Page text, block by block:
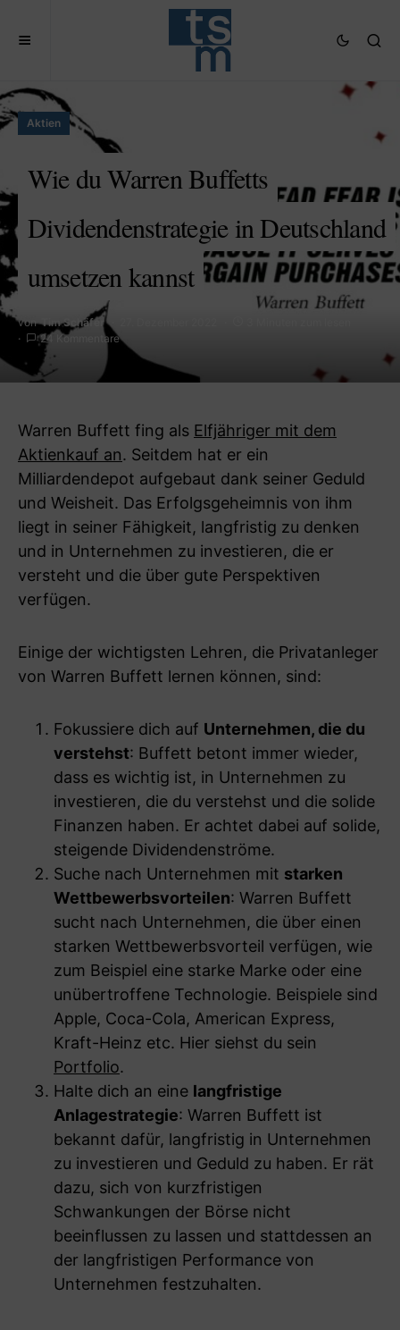
Aktien
Wie du Warren Buffetts
Dividendenstrategie in Deutschland
umsetzen kannst
von Tim Schäfer
24 Kommentare
Warren Buffett fing als Elfjähriger mit dem
Aktienkauf an. Seitdem hat er ein
Milliardendepot aufgebaut dank seiner Geduld
und Weisheit. Das Erfolgsgeheimnis von ihm
liegt in seiner Fähigkeit, langfristig zu denken
und in Unternehmen zu investieren, die er
versteht und die über gute Perspektiven
verfügen.
Einige der wichtigsten Lehren, die Privatanleger
von Warren Buffett lernen können, sind:
Fokussiere dich auf Unternehmen, die du
verstehst: Buffett betont immer wieder,
dass es wichtig ist, in Unternehmen zu
investieren, die du verstehst und die solide
Finanzen haben. Er achtet dabei auf solide,
steigende Dividendenströme.
Suche nach Unternehmen mit starken
Wettbewerbsvorteilen: Warren Buffett
sucht nach Unternehmen, die über einen
starken Wettbewerbsvorteil verfügen, wie
zum Beispiel eine starke Marke oder eine
unübertroffene Technologie. Beispiele sind
Apple, Coca-Cola, American Express,
Kraft-Heinz etc. Hier siehst du sein
Portfolio.
Halte dich an eine langfristige
Anlagestrategie: Warren Buffett ist
bekannt dafür, langfristig in Unternehmen
zu investieren und Geduld zu haben. Er rät
dazu, sich von kurzfristigen
Schwankungen der Börse nicht
beeinflussen zu lassen und stattdessen an
der langfristigen Performance von
Unternehmen festzuhalten.